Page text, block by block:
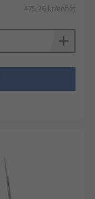
475,26 kr/enhet